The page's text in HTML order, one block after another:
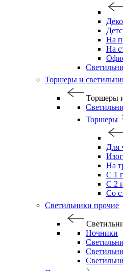
На
На
Торшеры и
Торшеры
Торшеры
Для
На
С 1
С 2
Со
Светильники прочие
Ночники